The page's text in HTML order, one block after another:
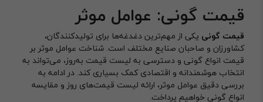
قیمت گونی: عوامل موثر
قیمت گونی یکی از مهم‌ترین دغدغه‌ها برای تولیدکنندگان،
کشاورزان و صاحبان صنایع مختلف است. شناخت عوامل موثر بر
قیمت انواع گونی و دسترسی به لیست قیمت به‌روز، می‌تواند به
انتخاب هوشمندانه و اقتصادی کمک بسیاری کند. در ادامه به
بررسی دقیق عوامل موثر، ارائه لیست قیمت‌های روز و مقایسه
انواع گونی خواهیم پرداخت.